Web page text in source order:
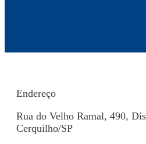
Endereço
Rua do Velho Ramal, 490,
Cerquilho/SP